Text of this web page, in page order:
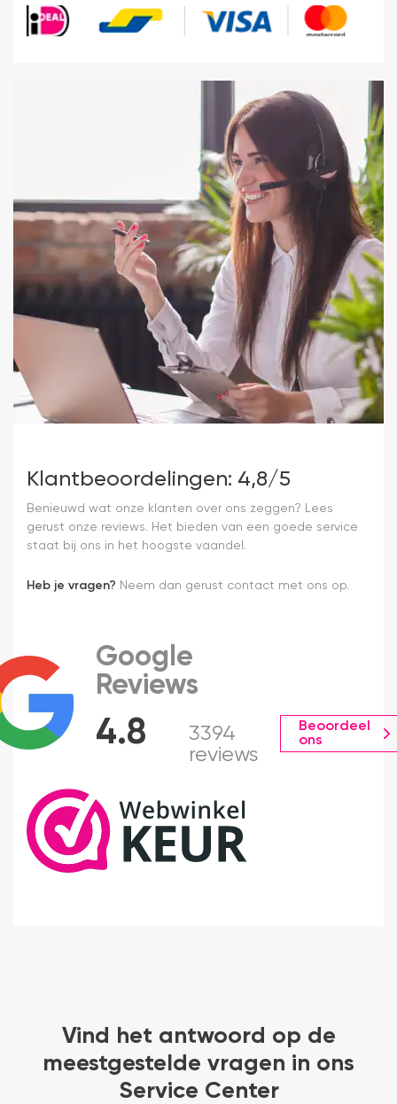
Klantbeoordelingen: 4,8/5
Benieuwd wat onze klanten over ons zeggen? Lees
gerust onze reviews. Het bieden van een goede service
staat bij ons in het hoogste vaandel.
Heb je vragen? Neem dan gerust contact met ons op.
4.8
Google
Reviews
3394
reviews
Beoordeel
ons
Vind het antwoord op de
meestgestelde vragen in ons
Service Center